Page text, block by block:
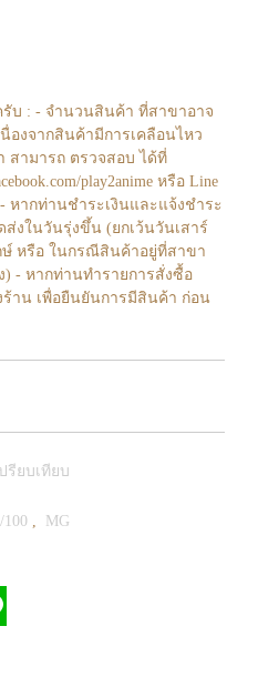
บ : - จำนวนสินค้า ที่สาขาอาจ
องจากสินค้ามีการเคลือนไหว
สามารถ ตรวจสอบ ได้ที่
play2anime หรือ Line
- หากท่านชำระเงินและแจ้งชำระ
ส่งในวันรุ่งขึ้น (ยกเว้นวันเสาร์
หรือ ในกรณีสินค้าอยู่ที่สาขา
) - หากท่านทำรายการสั่งซื้อ
ร้าน เพื่อยืนยันการมีสินค้า ก่อน
รียบเทียบ
, MG